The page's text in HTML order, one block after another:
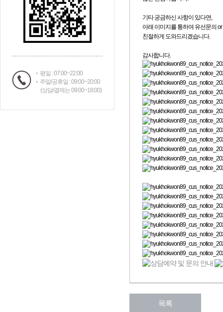
평일 : 07:00~22:00
주말/공휴일 : 09:00~20:00
(상담/결제는 09:00~18:00)